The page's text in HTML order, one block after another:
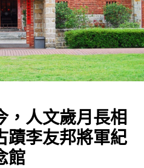
，人文歲月長相
李友邦將軍紀
館